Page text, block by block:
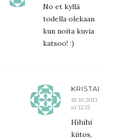
No et kyllä
todella olekaan
kun noita kuvia
katsoo! :)
KRISTALIINA
16.10.2013
at 12:15
Hihihi
kiitos,